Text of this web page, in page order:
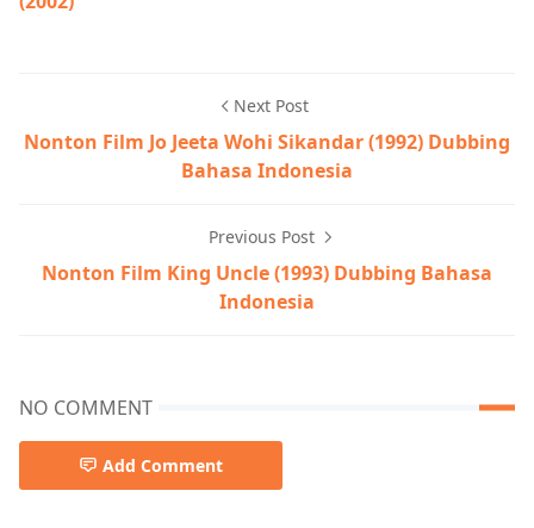
Next Post
Nonton Film Jo Jeeta Wohi Sikandar (1992) Dubbing
Bahasa Indonesia
Previous Post
Nonton Film King Uncle (1993) Dubbing Bahasa
Indonesia
NO COMMENT
Add Comment